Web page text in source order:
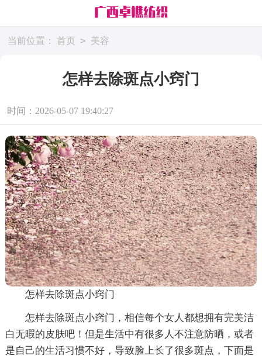
当前位置： 首页 > 美容
怎样去除斑点小窍门
时间：2026-05-07 19:40:27
怎样去除斑点小窍门
怎样去除斑点小窍门，相信每个女人都想拥有完美洁
白无暇的皮肤吧！但是生活中有很多人不注意防晒，或者
是自己的生活习惯不好，导致脸上长了很多斑点，下面是